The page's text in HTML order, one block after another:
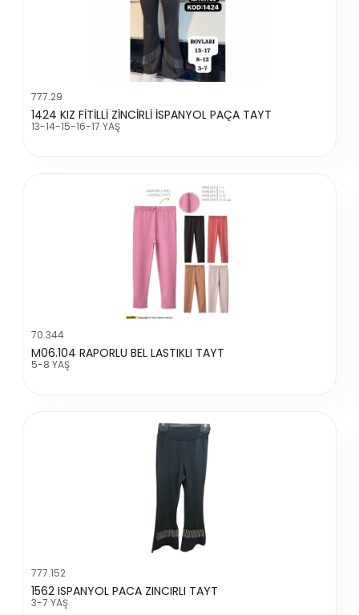
777.29
1424 KIZ FİTİLLİ ZİNCİRLİ İSPANYOL PAÇA TAYT
13-14-15-16-17 YAŞ
70.344
M06.104 RAPORLU BEL LASTIKLI TAYT
5-8 YAŞ
777.152
1562 ISPANYOL PACA ZINCIRLI TAYT
3-7 YAŞ